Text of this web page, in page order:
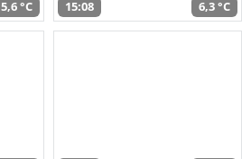
5,6 °C 15:08 6,3 °C